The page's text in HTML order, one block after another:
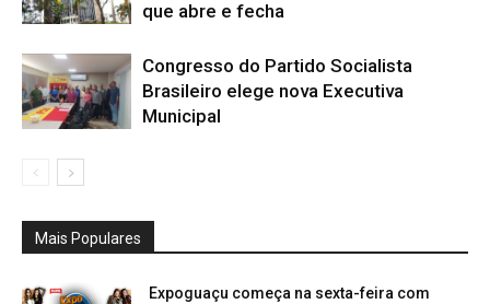
que abre e fecha
Congresso do Partido Socialista
Brasileiro elege nova Executiva
Municipal
Mais Populares
Expoguaçu começa na sexta-feira com